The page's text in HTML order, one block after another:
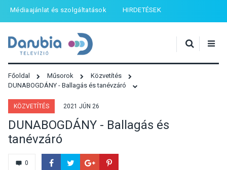
Médiaajánlat és szolgáltatások HIRDETÉSEK
Főoldal Műsorok
Közvetítés
DUNABOGDÁNY - Ballagás és tanévzáró
KÖZVETÍTÉS 2021 JÚN 26
DUNABOGDÁNY - Ballagás és
tanévzáró
0